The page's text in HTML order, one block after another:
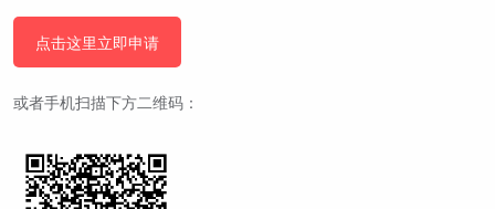
点击这里立即申请
或者手机扫描下方二维码：